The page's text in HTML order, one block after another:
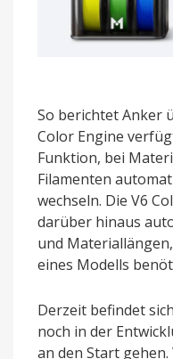
So berichtet Anker
Color Engine
Funktion, bei
Filamenten
wechseln. Die V6
darüber hinaus
und
eines Modells
Derzeit befindet
noch in der
an den Start